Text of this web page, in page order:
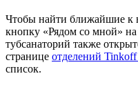
Чтобы найти ближайшие к
кнопку «Рядом со мной»
тубсанаторий также
странице отделений Tinkoff
список.